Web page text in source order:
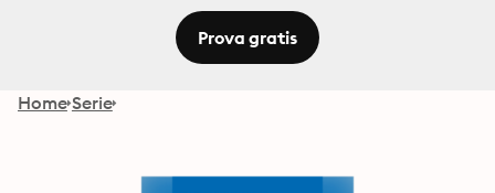
Prova gratis
Home Serie